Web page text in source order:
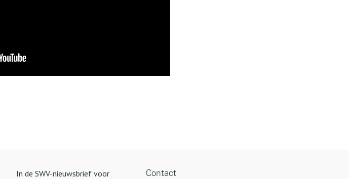
In de SWV-nieuwsbrief voor
Contact